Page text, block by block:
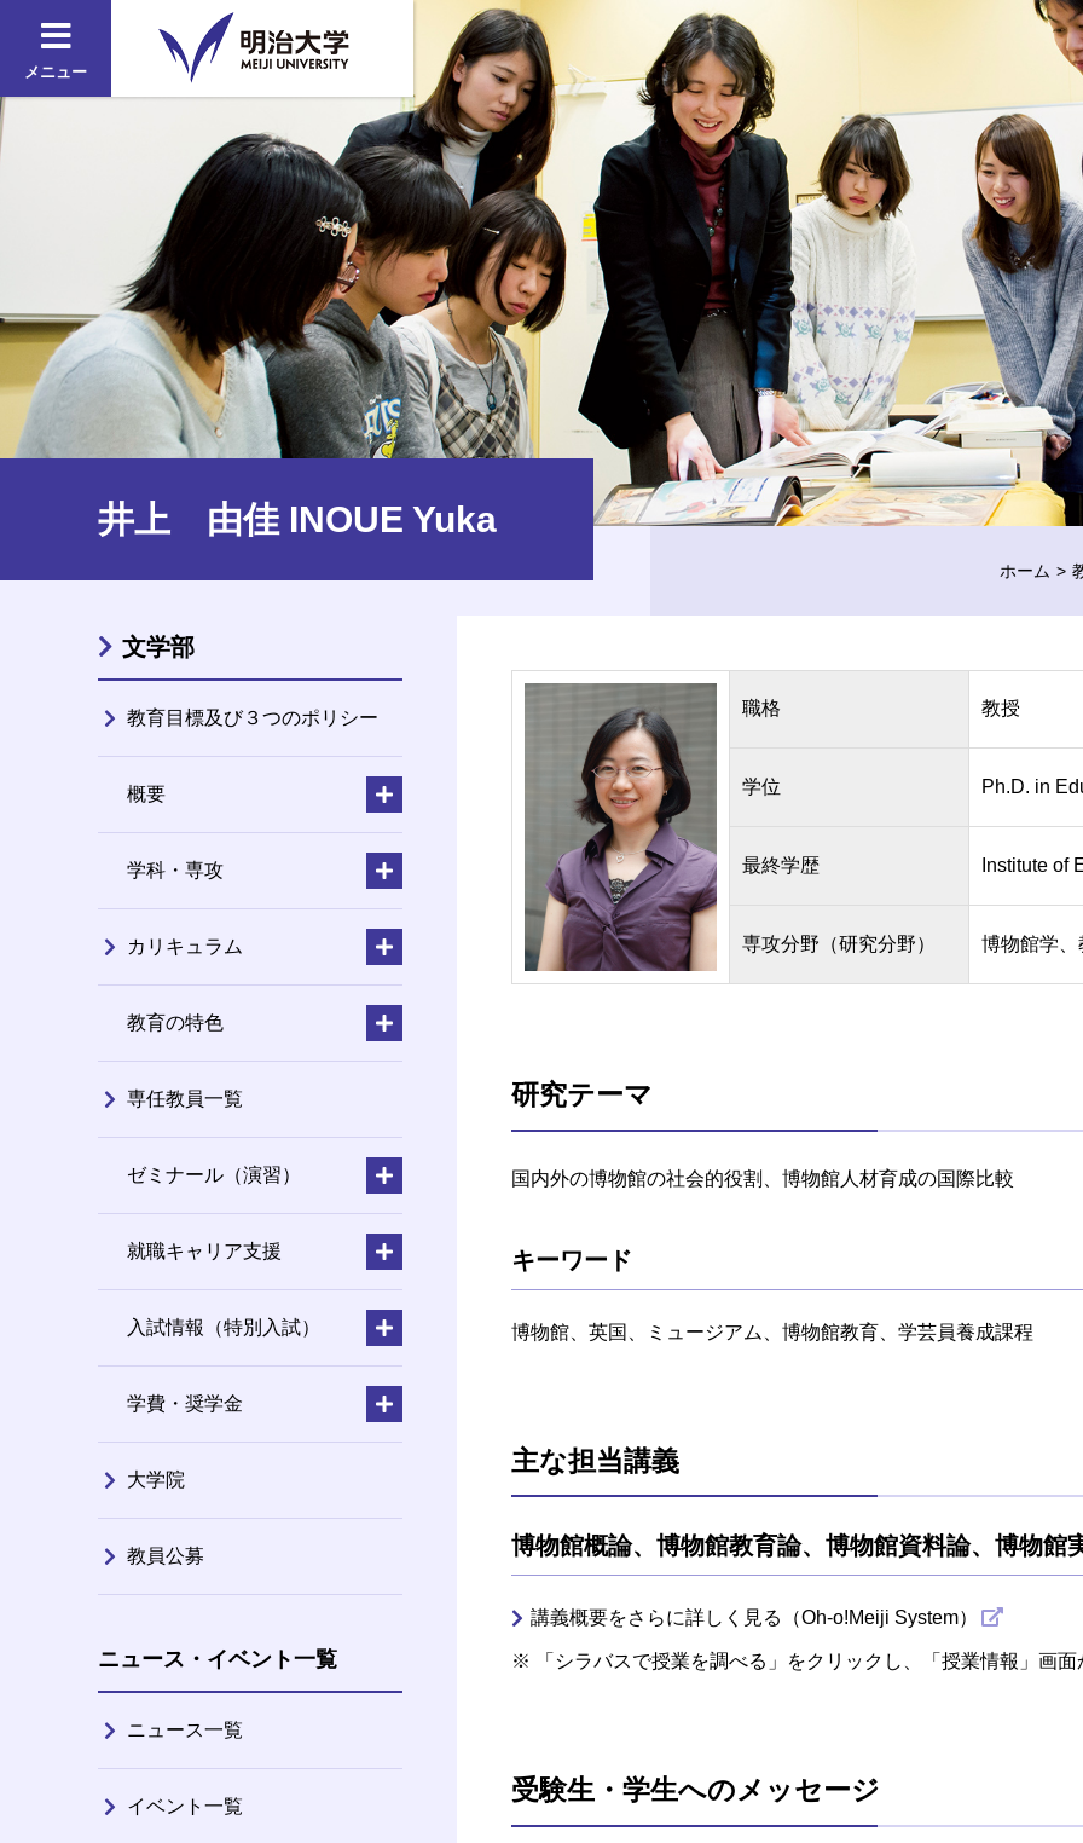
メニュー
井上 由佳 INOUE Yuka
ホーム
職格 教授
学位 Ph.D. in
最終学歴 Institute of
専攻分野（研究分野） 博物館学、
研究テーマ
国内外の博物館の社会的役割、博物館人材育成の国際比較
キーワード
博物館、英国、ミュージアム、博物館教育、学芸員養成課程
主な担当講義
博物館概論、博物館教育論、博物館資料論、博物館
講義概要をさらに詳しく見る（Oh-o!Meiji System）
「シラバスで授業を調べる」をクリックし、「授業情報」画
受験生・学生へのメッセージ
文学部
教育目標及び３つのポリシー
概要
学科・専攻
カリキュラム
教育の特色
専任教員一覧
ゼミナール（演習）
就職キャリア支援
入試情報（特別入試）
学費・奨学金
大学院
教員公募
ニュース・イベント一覧
ニュース一覧
イベント一覧